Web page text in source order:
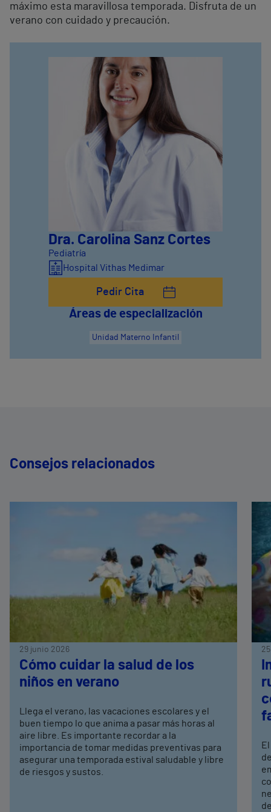
máximo esta maravillosa temporada. Disfruta de un
verano con cuidado y precaución.
Dra. Carolina Sanz Cortes
Pediatría
Hospital Vithas Medimar
Pedir Cita
Áreas de especialización
Unidad Materno Infantil
Consejos relacionados
29 junio 2026
Cómo cuidar la salud de los
niños en verano
Llega el verano, las vacaciones escolares y el
buen tiempo lo que anima a pasar más horas al
aire libre. Es importante recordar a la
importancia de tomar medidas preventivas para
asegurar una temporada estival saludable y libre
de riesgos y sustos.